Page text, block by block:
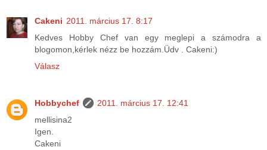
Cakeni 2011. március 17. 8:17
Kedves Hobby Chef van egy meglepi a számodra a
blogomon,kérlek nézz be hozzám.Üdv . Cakeni:)
Válasz
Hobbychef
2011. március 17. 12:41
mellisina2
Igen.
Cakeni